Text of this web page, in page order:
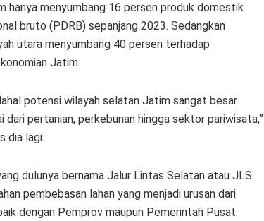
hanya menyumbang 16 persen produk domestik
bruto (PDRB) sepanjang 2023. Sedangkan
utara menyumbang 40 persen terhadap
Jatim.
potensi wilayah selatan Jatim sangat besar.
dari pertanian, perkebunan hingga sektor pariwisata,”
dia lagi.
dulunya bernama Jalur Lintas Selatan atau JLS
pembebasan lahan yang menjadi urusan dari
dengan Pemprov maupun Pemerintah Pusat.